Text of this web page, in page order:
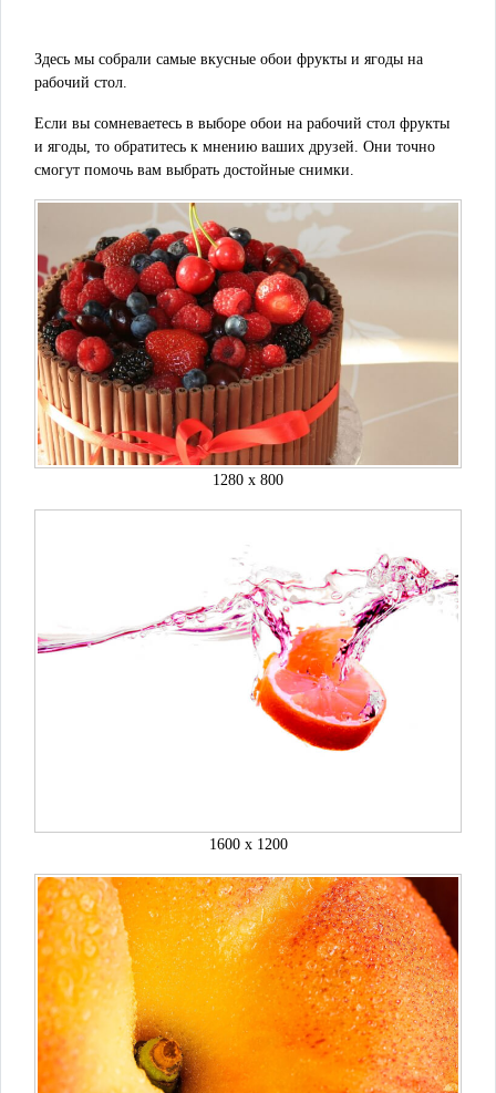
Здесь мы собрали самые вкусные обои фрукты и ягоды на
рабочий стол.
Если вы сомневаетесь в выборе обои на рабочий стол фрукты
и ягоды, то обратитесь к мнению ваших друзей. Они точно
смогут помочь вам выбрать достойные снимки.
1280 x 800
1600 x 1200